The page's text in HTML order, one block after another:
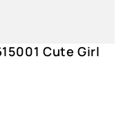
Cute Girl